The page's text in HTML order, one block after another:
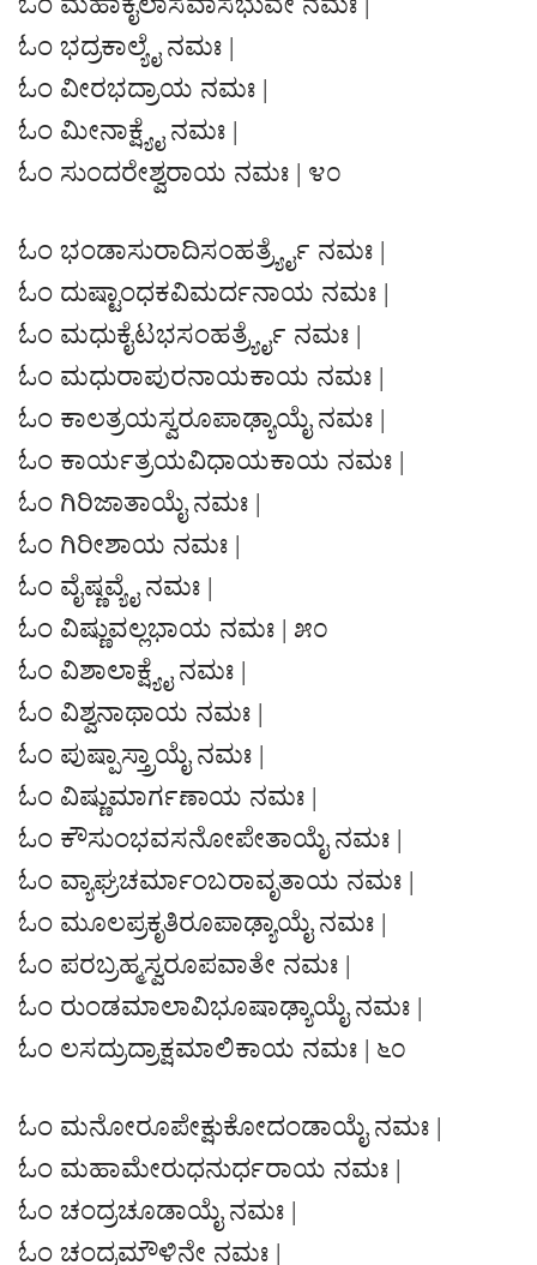
ಓಂ ಭದ್ರಕಾಲ್ಯೈ ನಮಃ |
ಓಂ ವೀರಭದ್ರಾಯ ನಮಃ |
ಓಂ ಮೀನಾಕ್ಷ್ಯೈ ನಮಃ |
ಓಂ ಸುಂದರೇಶ್ವರಾಯ ನಮಃ | ೪೦
ಓಂ ಭಂಡಾಸುರಾದಿಸಂಹರ್ತ್ರ್ಯೈ ನಮಃ |
ಓಂ ದುಷ್ಟಾಂಧಕವಿಮರ್ದನಾಯ ನಮಃ |
ಓಂ ಮಧುಕೈಟಭಸಂಹರ್ತ್ರ್ಯೈ ನಮಃ |
ಓಂ ಮಧುರಾಪುರನಾಯಕಾಯ ನಮಃ |
ಓಂ ಕಾಲತ್ರಯಸ್ವರೂಪಾಢ್ಯಾಯೈ ನಮಃ |
ಓಂ ಕಾರ್ಯತ್ರಯವಿಧಾಯಕಾಯ ನಮಃ |
ಓಂ ಗಿರಿಜಾತಾಯೈ ನಮಃ |
ಓಂ ಗಿರೀಶಾಯ ನಮಃ |
ಓಂ ವೈಷ್ಣವ್ಯೈ ನಮಃ |
ಓಂ ವಿಷ್ಣುವಲ್ಲಭಾಯ ನಮಃ | ೫೦
ಓಂ ವಿಶಾಲಾಕ್ಷ್ಯೈ ನಮಃ |
ಓಂ ವಿಶ್ವನಾಥಾಯ ನಮಃ |
ಓಂ ಪುಷ್ಪಾಸ್ತ್ರಾಯೈ ನಮಃ |
ಓಂ ವಿಷ್ಣುಮಾರ್ಗಣಾಯ ನಮಃ |
ಓಂ ಕೌಸುಂಭವಸನೋಪೇತಾಯೈ ನಮಃ |
ಓಂ ವ್ಯಾಘ್ರಚರ್ಮಾಂಬರಾವೃತಾಯ ನಮಃ |
ಓಂ ಮೂಲಪ್ರಕೃತಿರೂಪಾಢ್ಯಾಯೈ ನಮಃ |
ಓಂ ಪರಬ್ರಹ್ಮಸ್ವರೂಪವಾತೇ ನಮಃ |
ಓಂ ರುಂಡಮಾಲಾವಿಭೂಷಾಢ್ಯಾಯೈ ನಮಃ |
ಓಂ ಲಸದ್ರುದ್ರಾಕ್ಷಮಾಲಿಕಾಯ ನಮಃ | ೬೦
ಓಂ ಮನೋರೂಪೇಕ್ಷುಕೋದಂಡಾಯೈ ನಮಃ |
ಓಂ ಮಹಾಮೇರುಧನುರ್ಧರಾಯ ನಮಃ |
ಓಂ ಚಂದ್ರಚೂಡಾಯೈ ನಮಃ |
ಓಂ ಚಂದ್ರಮೌಳಿನೇ ನಮಃ |